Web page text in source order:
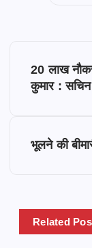
20 लाख
कुमार :
भूलने की
Related